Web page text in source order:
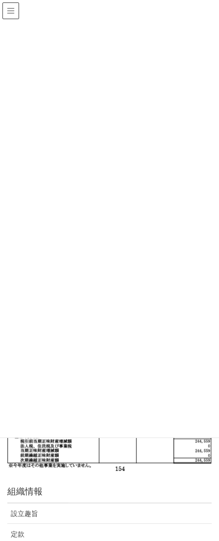
組織情報
設立趣旨
定款